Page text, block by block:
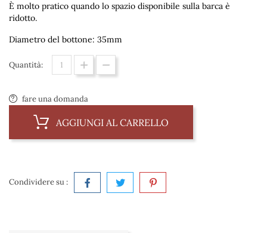
È molto pratico quando lo spazio disponibile sulla barca è
ridotto.
Diametro del bottone: 35mm
Quantità:
fare una domanda
AGGIUNGI AL CARRELLO
Condividere su :